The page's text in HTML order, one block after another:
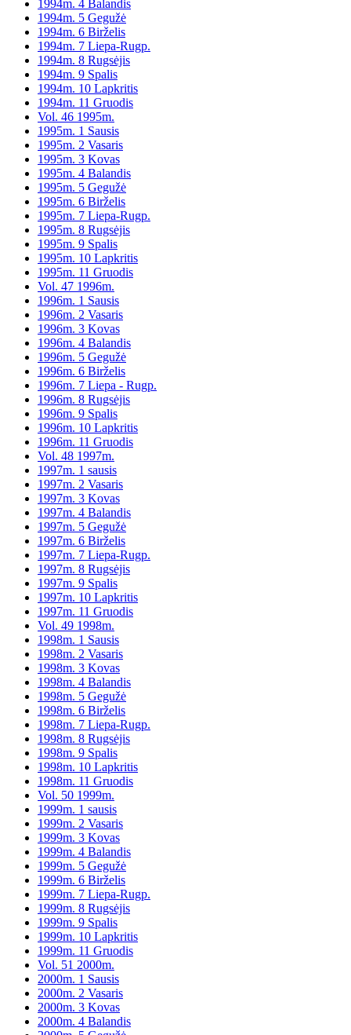
1994m. 4 Balandis
1994m. 5 Gegužė
1994m. 6 Birželis
1994m. 7 Liepa-Rugp.
1994m. 8 Rugsėjis
1994m. 9 Spalis
1994m. 10 Lapkritis
1994m. 11 Gruodis
Vol. 46 1995m.
1995m. 1 Sausis
1995m. 2 Vasaris
1995m. 3 Kovas
1995m. 4 Balandis
1995m. 5 Gegužė
1995m. 6 Birželis
1995m. 7 Liepa-Rugp.
1995m. 8 Rugsėjis
1995m. 9 Spalis
1995m. 10 Lapkritis
1995m. 11 Gruodis
Vol. 47 1996m.
1996m. 1 Sausis
1996m. 2 Vasaris
1996m. 3 Kovas
1996m. 4 Balandis
1996m. 5 Gegužė
1996m. 6 Birželis
1996m. 7 Liepa - Rugp.
1996m. 8 Rugsėjis
1996m. 9 Spalis
1996m. 10 Lapkritis
1996m. 11 Gruodis
Vol. 48 1997m.
1997m. 1 sausis
1997m. 2 Vasaris
1997m. 3 Kovas
1997m. 4 Balandis
1997m. 5 Gegužė
1997m. 6 Birželis
1997m. 7 Liepa-Rugp.
1997m. 8 Rugsėjis
1997m. 9 Spalis
1997m. 10 Lapkritis
1997m. 11 Gruodis
Vol. 49 1998m.
1998m. 1 Sausis
1998m. 2 Vasaris
1998m. 3 Kovas
1998m. 4 Balandis
1998m. 5 Gegužė
1998m. 6 Birželis
1998m. 7 Liepa-Rugp.
1998m. 8 Rugsėjis
1998m. 9 Spalis
1998m. 10 Lapkritis
1998m. 11 Gruodis
Vol. 50 1999m.
1999m. 1 sausis
1999m. 2 Vasaris
1999m. 3 Kovas
1999m. 4 Balandis
1999m. 5 Gegužė
1999m. 6 Birželis
1999m. 7 Liepa-Rugp.
1999m. 8 Rugsėjis
1999m. 9 Spalis
1999m. 10 Lapkritis
1999m. 11 Gruodis
Vol. 51 2000m.
2000m. 1 Sausis
2000m. 2 Vasaris
2000m. 3 Kovas
2000m. 4 Balandis